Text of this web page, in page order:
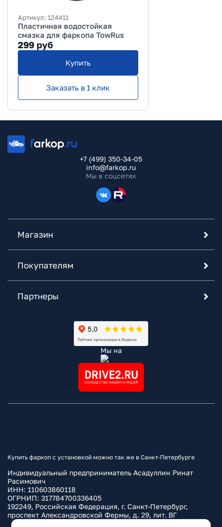
Артикул: 124411
Пластичная водостойкая
смазка для фаркопа TowRus
299 руб
Купить
Заказать в 1 клик
+7 (499) 350-34-05
info@farkop.ru
Мы в соцсетях
Магазин
Покупателям
Партнеры
Мы на
Купить фаркоп с установкой можно так же в Санкт-Петербурге
Индивидуальный предприниматель Асадуллин Ринат
Расимович
ИНН: 110603860118
ОГРНИП: 317784700336405
192249, Российская Федерация, г. Санкт-Петербург,
проспект Александровской Фермы, д. 29, лит. ВГ